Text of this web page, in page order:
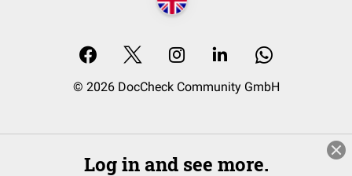
© 2026 DocCheck Community GmbH
Log in and see more.